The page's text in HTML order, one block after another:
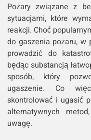
Pożary związane z
sytuacjami, które
reakcji. Choć
do gaszenia pożaru, w
prowadzić do
będąc substancją
sposób, który
ugaszenie. Co
skontrolować i ugasić
alternatywnych
uwagę.